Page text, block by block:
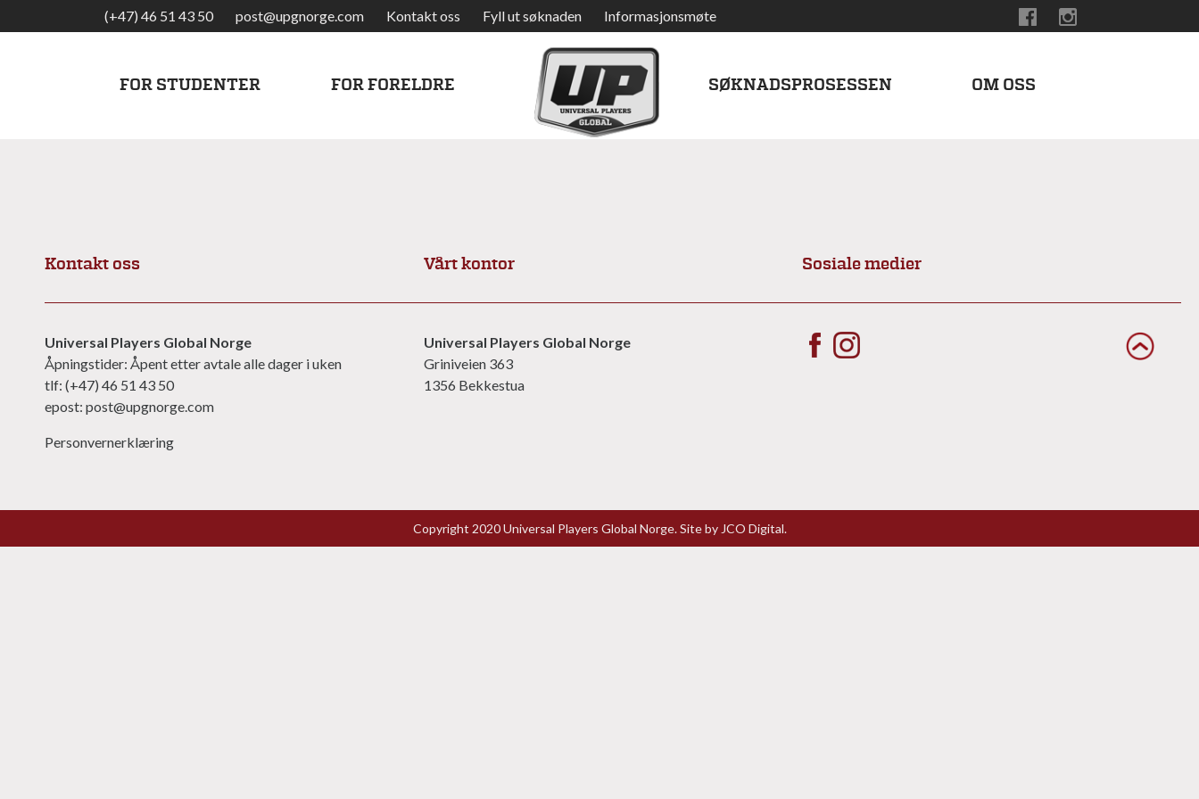
(+47) 46 51 43 50 post@upgnorge.com Kontakt oss Fyll ut søknaden Informasjonsmøte
FOR STUDENTER FOR FORELDRE SØKNADSPROSESSEN OM OSS
Kontakt oss
Universal Players Global Norge
Åpningstider: Åpent etter avtale alle dager i uken
tlf: (+47) 46 51 43 50
epost: post@upgnorge.com
Personvernerklæring
Vårt kontor
Universal Players Global Norge
Griniveien 363
1356 Bekkestua
Sosiale medier
Copyright 2020 Universal Players Global Norge. Site by JCO Digital.